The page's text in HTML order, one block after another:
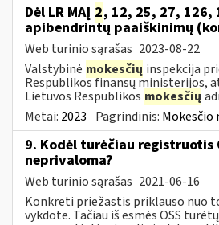
Dėl LR MAĮ 2, 12, 25, 27, 126,
apibendrintų paaiškinimų
Web turinio sąrašas 2023-08-22
Valstybinė mokesčių inspekcija
Respublikos finansų ministerijos,
Lietuvos Respublikos mokesčių
Metai: 2023 Pagrindinis: Mokesčio
9. Kodėl turėčiau registruotis
neprivaloma?
Web turinio sąrašas 2021-06-16
Konkreti priežastis priklauso nuo
vykdote. Tačiau iš esmės OSS